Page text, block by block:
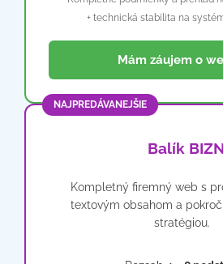
+ technická stabilita na
📩 Mám záujem o
NAJPREDÁVANEJŠIE
💼 Balík
Kompletný firemný web s
textovým obsahom a
stratégiou.